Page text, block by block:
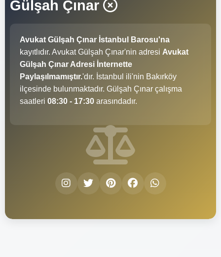
Gülşah Çınar
Avukat Gülşah Çınar İstanbul Barosu'na
kayıtlıdır. Avukat Gülşah Çınar'nin adresi Avukat
Gülşah Çınar Adresi İnternette
Paylaşılmamıştır.'dır. İstanbul ili'nin Bakırköy
ilçesinde bulunmaktadır. Gülşah Çınar çalışma
saatleri 08:30 - 17:30 arasındadır.